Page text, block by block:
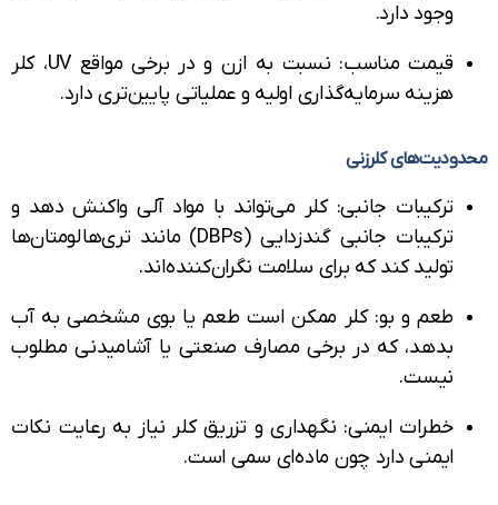
وجود دارد.
قیمت مناسب: نسبت به ازن و در برخی مواقع UV، کلر
هزینه سرمایه‌گذاری اولیه و عملیاتی پایین‌تری دارد.
کلرزنی
ترکیبات جانبی: کلر می‌تواند با مواد آلی واکنش دهد و
ترکیبات جانبی گندزدایی (DBPs) مانند تری‌هالومتان‌ها
تولید کند که برای سلامت نگران‌کننده‌اند.
طعم و بو: کلر ممکن است طعم یا بوی مشخصی به آب
بدهد، که در برخی مصارف صنعتی یا آشامیدنی مطلوب
نیست.
خطرات ایمنی: نگهداری و تزریق کلر نیاز به رعایت نکات
ایمنی دارد چون ماده‌ای سمی است.